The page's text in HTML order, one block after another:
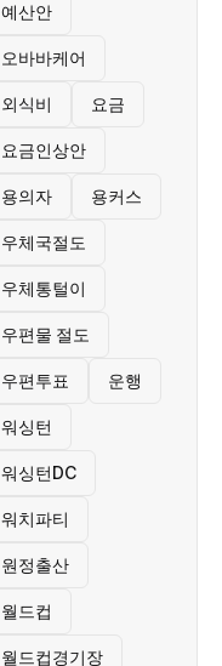
예산안
오바바케어
외식비 요금
요금인상안
용의자 용커스
우체국절도
우체통털이
우편물 절도
우편투표 운행
워싱턴
워싱턴DC
워치파티
원정출산
월드컵
월드컵경기장